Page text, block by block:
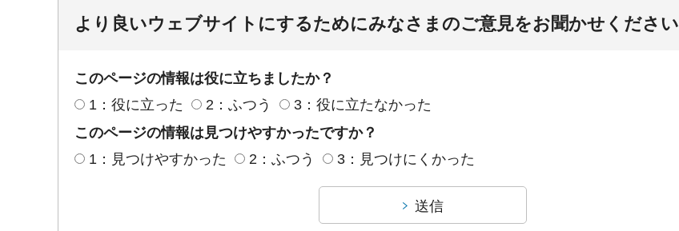
より良いウェブサイトにするためにみなさまのご意見をお聞かせください
このページの情報は役に立ちましたか？
1：役に立った
2：ふつう
3：役に立たなかった
このページの情報は見つけやすかったですか？
1：見つけやすかった
2：ふつう 3：見つけにくかった